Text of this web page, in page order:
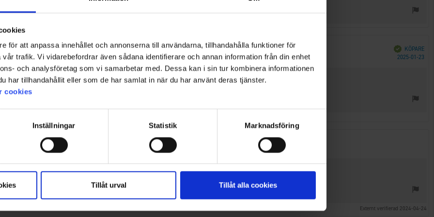
för att anpassa innehållet och annonserna till användarna, tillhandahålla funktioner för
trafik. Vi vidarebefordrar även sådana identifierare och annan information från din enhet
och analysföretag som vi samarbetar med. Dessa kan i sin tur kombinera informationen
har tillhandahållit eller som de har samlat in när du har använt deras tjänster.
cookies
Inställningar Statistik Marknadsföring
Tillåt urval Tillåt alla cookies
Bekräftad
KÖPARE
2025-01-23
justera via appen. Bra köp!!
har bättre ( strumporna är ju inte dom billigaste):Mikael
Externt verifierad 2024-04-24